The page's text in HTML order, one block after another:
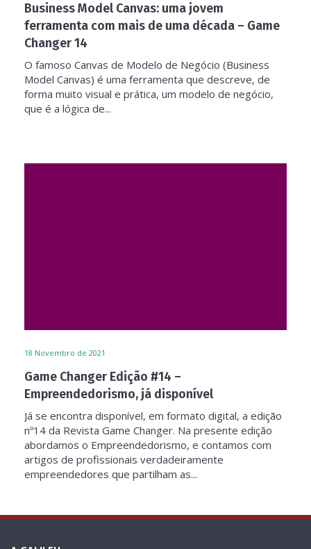
Business Model Canvas: uma jovem
ferramenta com mais de uma década – Game
Changer 14
O famoso Canvas de Modelo de Negócio (Business
Model Canvas) é uma ferramenta que descreve, de
forma muito visual e prática, um modelo de negócio,
que é a lógica de...
18 Novembro de 2021
Game Changer Edição #14 –
Empreendedorismo, já disponível
Já se encontra disponível, em formato digital, a edição
nº14 da Revista Game Changer. Na presente edição
abordamos o Empreendedorismo, e contamos com
artigos de profissionais verdadeiramente
empreendedores que partilham as...